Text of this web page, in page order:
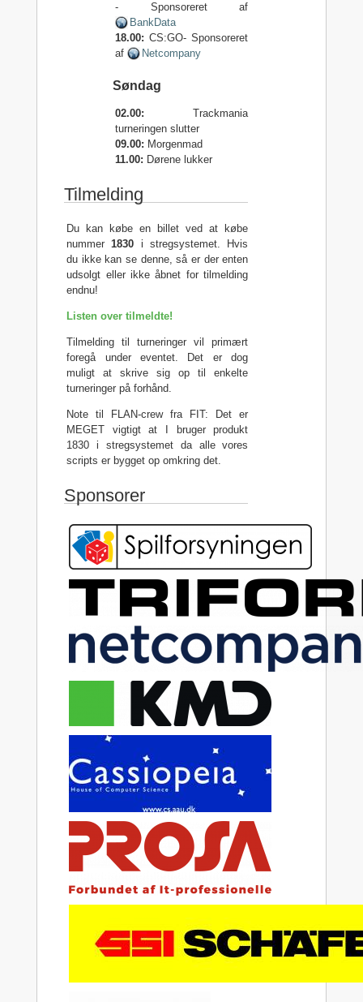
- Sponsoreret af
BankData
18.00: CS:GO- Sponsoreret
af
Netcompany
Søndag
02.00: Trackmania
turneringen slutter
09.00: Morgenmad
11.00: Dørene lukker
Tilmelding
Du kan købe en billet ved at købe
nummer1830 i stregsystemet. Hvis
du ikke kan se denne, så er der enten
udsolgt eller ikke åbnet for tilmelding
endnu!
Listen over tilmeldte!
Tilmelding til turneringer vil primært
foregå under eventet. Det er dog
muligt at skrive sig op til enkelte
turneringer på forhånd.
Note til FLAN-crew fra FIT: Det er
MEGET vigtigt at I bruger produkt
1830 i stregsystemet da alle vores
scripts er bygget op omkring det.
Sponsorer